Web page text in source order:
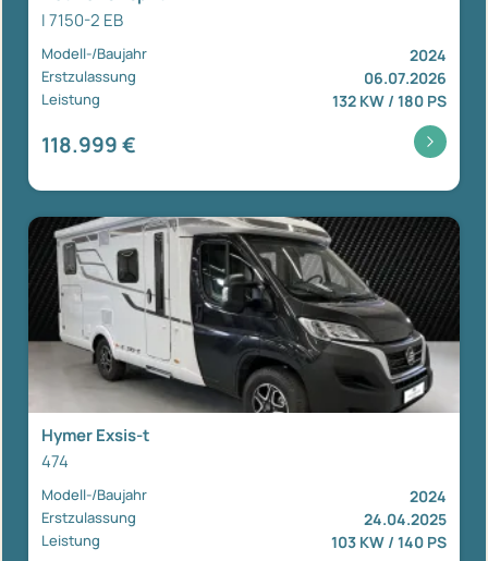
I 7150-2 EB
Modell-/Baujahr 2024
Erstzulassung 06.07.2026
Leistung 132 KW / 180 PS
118.999 €
Hymer Exsis-t
474
Modell-/Baujahr 2024
Erstzulassung 24.04.2025
Leistung 103 KW / 140 PS